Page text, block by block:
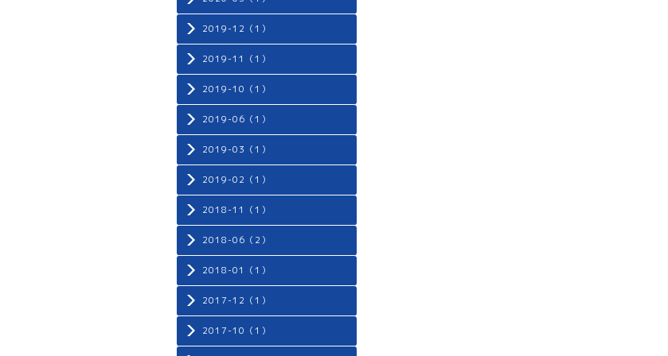
2019-12（1）
2019-11（1）
2019-10（1）
2019-06（1）
2019-03（1）
2019-02（1）
2018-11（1）
2018-06（2）
2018-01（1）
2017-12（1）
2017-10（1）